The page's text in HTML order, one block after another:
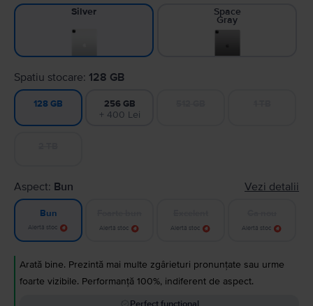
Silver Space
Gray
Spatiu stocare: 128 GB
128 GB 256 GB
+ 400 Lei
Aspect: Bun Vezi detalii
Bun
Alertă stoc Alertă stoc Alertă stoc Alertă stoc
Arată bine. Prezintă mai multe zgârieturi pronunțate sau urme
foarte vizibile. Performanță 100%, indiferent de aspect.